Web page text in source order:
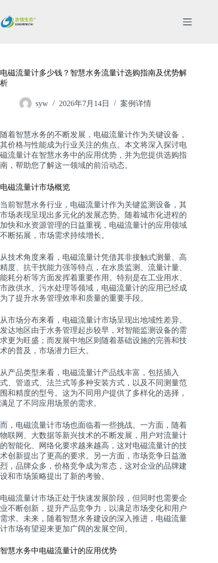
内
电磁流量计多少钱？智慧水务流量计选购指南及优势解
析
syw 2026年7月14日 案例详情
随着智慧水务的不断发展，电磁流量计作为关键设备，
其价格与性能成为行业关注的焦点。本文将深入探讨电
磁流量计在智慧水务中的应用优势，并为您提供选购指
南，帮助您了解这一领域的前沿动态。
电磁流量计市场概览
当前智慧水务行业，电磁流量计作为关键监测设备，其
市场表现呈现出多元化的发展态势。随着城市化进程的
加快和水资源管理的日益重视，电磁流量计的应用领域
不断拓展，市场需求持续增长。
从技术角度来看，电磁流量计凭借其非接触式测量、高
精度、抗干扰能力强等特点，在水质监测、流量计量、
能耗分析等方面发挥着重要作用。特别是在工业用水、
市政供水、污水处理等领域，电磁流量计的应用已经成
为了提升水务管理效率和质量的重要手段。
从市场分布来看，电磁流量计市场呈现出地域性差异。
发达地区由于水务管理起步较早，对智能监测设备的需
求更为旺盛；而发展中地区则随着基础设施的完善和技
术的普及，市场潜力巨大。
从产品类型来看，电磁流量计产品线丰富，包括插入
式、管道式、法兰式等多种安装方式，以及不同测量范
围和精度的型号。这为不同用户提供了多样化的选择，
满足了不同应用场景的需求。
而，电磁流量计市场也面临着一些挑战。一方面，随着
物联网、大数据等新兴技术的不断发展，用户对流量计
的智能化、网络化要求越来越高，这对电磁流量计的技
术创新提出了更高的要求。另一方面，市场竞争日益激
烈，品牌众多，价格竞争成为常态，这对企业的品牌建
设和市场策略提出了新的考验。
电磁流量计市场正处于快速发展阶段，但同时也需要企
业不断创新，提升产品竞争力，以满足市场变化和用户
需求。未来，随着智慧水务建设的深入推进，电磁流量
计市场有望迎来更加广阔的发展空间。
智慧水务中电磁流量计的应用优势